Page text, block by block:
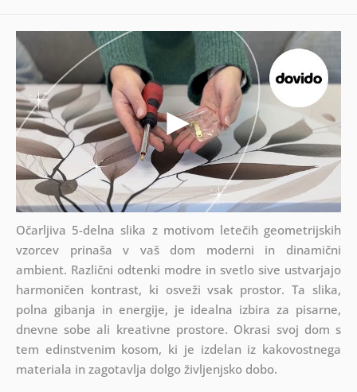
Očarljiva 5-delna slika z motivom letečih geometrijskih
vzorcev prinaša v vaš dom moderni in dinamični
ambient. Različni odtenki modre in svetlo sive ustvarjajo
harmoničen kontrast, ki osveži vsak prostor. Ta slika,
polna gibanja in energije, je idealna izbira za pisarne,
dnevne sobe ali kreativne prostore. Okrasi svoj dom s
tem edinstvenim kosom, ki je izdelan iz kakovostnega
materiala in zagotavlja dolgo življenjsko dobo.